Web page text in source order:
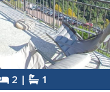
2 | 1